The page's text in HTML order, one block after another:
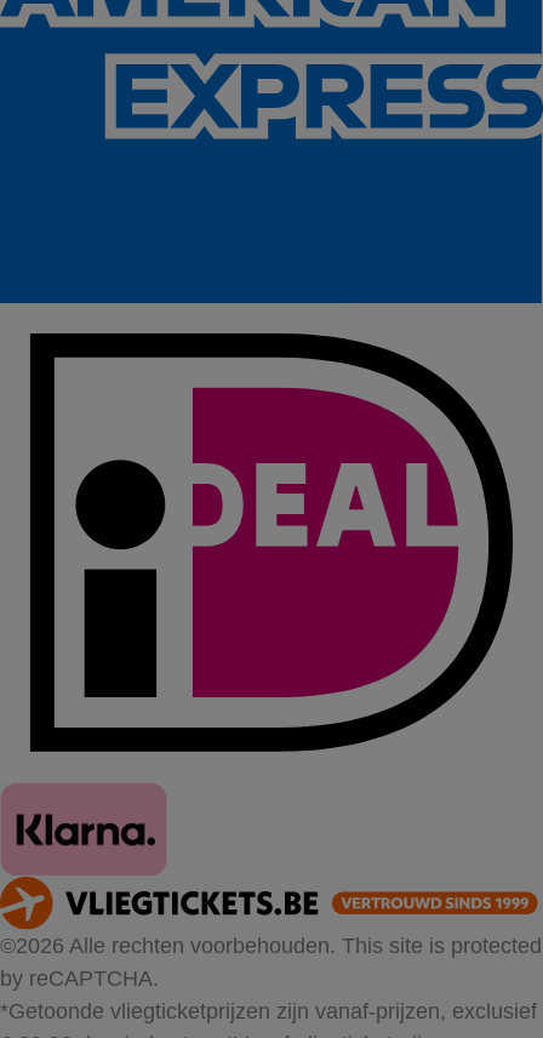
©2026 Alle rechten voorbehouden. This site is protected
by reCAPTCHA.
*Getoonde vliegticketprijzen zijn vanaf-prijzen, exclusief